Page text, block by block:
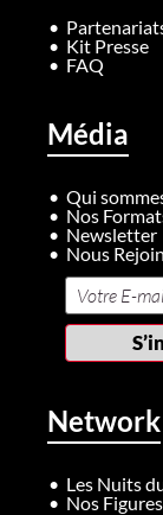
Kit Presse
FAQ
Média
Qui
Nos
Newsletter
Nous
Network
Les Nuits
Nos